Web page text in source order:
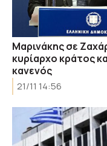
Μαρινάκης σε
κυρίαρχο κράτος
κανενός
21/11 14:56